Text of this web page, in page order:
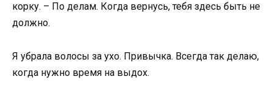
корку. – По делам. Когда вернусь, тебя здесь быть не
должно.
Я убрала волосы за ухо. Привычка. Всегда так делаю,
когда нужно время на выдох.